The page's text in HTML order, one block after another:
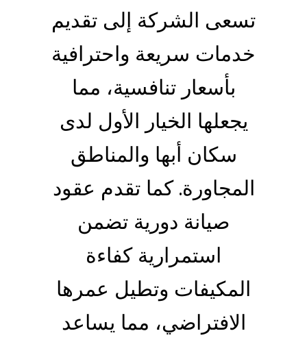
تسعى الشركة إلى تقديم
خدمات سريعة واحترافية
بأسعار تنافسية، مما
يجعلها الخيار الأول لدى
سكان أبها والمناطق
المجاورة. كما تقدم عقود
صيانة دورية تضمن
استمرارية كفاءة
المكيفات وتطيل عمرها
الافتراضي، مما يساعد